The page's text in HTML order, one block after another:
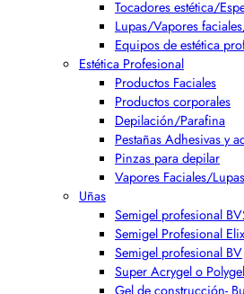
Tocadores estética/
Lupas/Vapores
Equipos de estética
Estética Profesional
Productos Faciales
Productos corporales
Depilación/Parafina
Pestañas Adhesivas y
Pinzas para depilar
Vapores Faciales/
Uñas
Semigel profesional
Semigel Profesional
Semigel profesional BV
Super Acrygel o
Gel de construcción-